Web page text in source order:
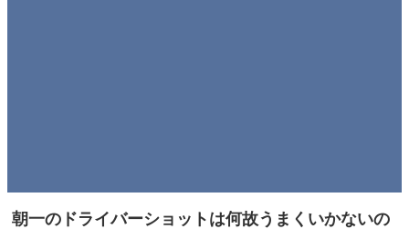
朝一のドライバーショットは何故うまくいかないの